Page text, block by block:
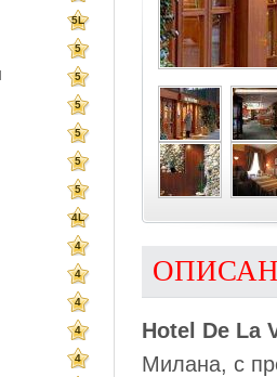
5L
5
5
5
5
5
5
4L
4
4
4
4
4
Hotel De La
Милана, с